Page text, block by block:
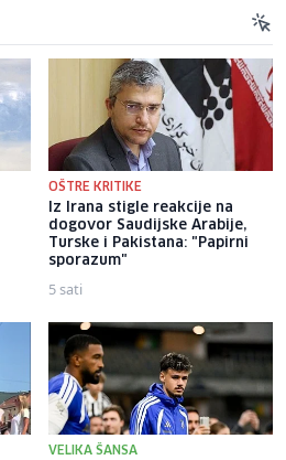
OŠTRE KRITIKE
Iz Irana stigle reakcije na
dogovor Saudijske Arabije,
Turske i Pakistana: "Papirni
sporazum"
5 sati
VELIKA ŠANSA